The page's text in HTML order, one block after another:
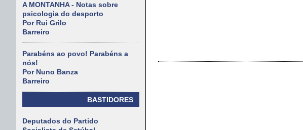
A MONTANHA - Notas sobre
psicologia do desporto
Por Rui Grilo
Barreiro
Parabéns ao povo! Parabéns a
nós!
Por Nuno Banza
Barreiro
BASTIDORES
Deputados do Partido